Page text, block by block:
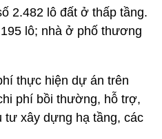
2.482 lô đất ở thấp tầng.
lô; nhà ở phố thương
thực hiện dự án trên
phí bồi thường, hỗ trợ,
tư xây dựng hạ tầng, các